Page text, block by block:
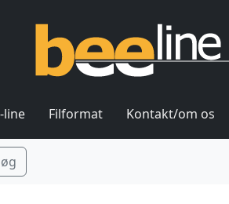
line Filformat Kontakt/om os